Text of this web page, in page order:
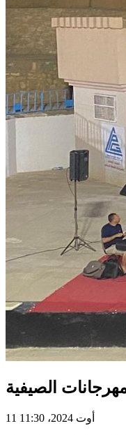
11 أوت 2024، 11:30